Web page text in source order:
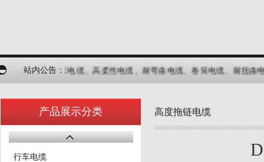
站内公告：
机电缆、行车电缆、高柔性电缆、耐弯曲电缆、卷筒电缆、耐扭曲
产品展示分类
行车电缆
高度拖链电缆